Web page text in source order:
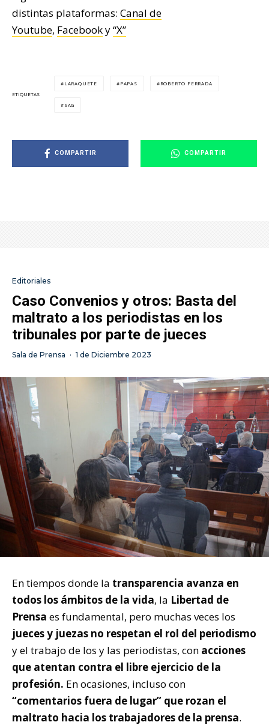
distintas plataformas: Canal de
Youtube, Facebooky“X”
ETIQUETAS
LARAQUETE PAPAS ROBERTO FERRADA
SAG
COMPARTIR COMPARTIR
Editoriales
Caso Convenios y otros: Basta del
maltrato a los periodistas en los
tribunales por parte de jueces
Sala de Prensa · 1 de Diciembre 2023
En tiempos donde la transparencia avanza en
todos los ámbitos de la vida, la Libertad de
Prensa es fundamental, pero muchas veces los
jueces y juezas no respetan el rol del periodismo
y el trabajo de los y las periodistas, con acciones
que atentan contra el libre ejercicio de la
profesión. En ocasiones, incluso con
“comentarios fuera de lugar” que rozan el
maltrato hacia los trabajadores de la prensa.